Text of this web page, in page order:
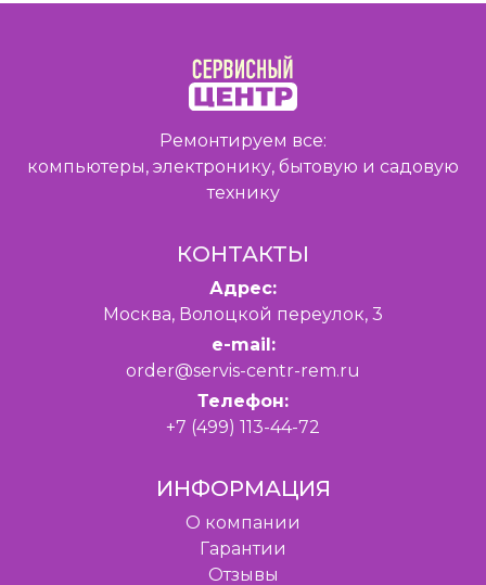
Ремонтируем все:
компьютеры, электронику, бытовую и садовую
технику
КОНТАКТЫ
Адрес:
Москва, Волоцкой переулок, 3
e-mail:
order@servis-centr-rem.ru
Телефон:
+7 (499) 113-44-72
ИНФОРМАЦИЯ
O компании
Гарантии
Отзывы